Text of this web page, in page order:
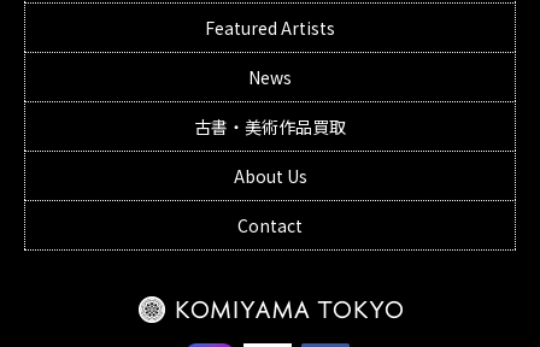
Featured Artists
News
古書・美術作品買取
About Us
Contact